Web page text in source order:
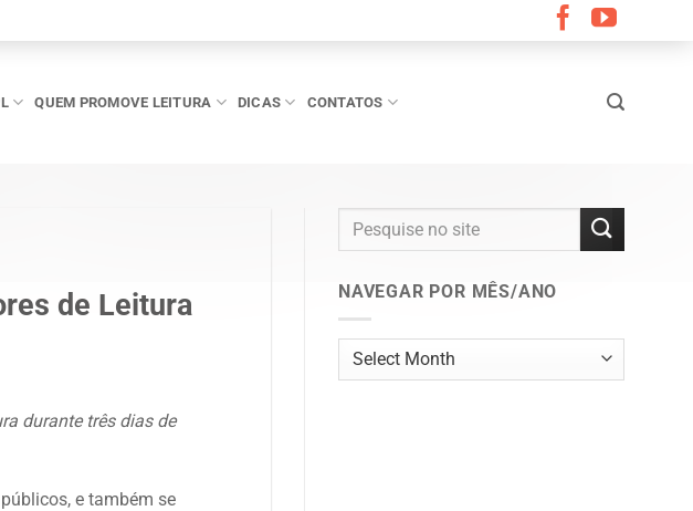
QUEM PROMOVE LEITURA DICAS CONTATOS
de Leitura
durante três dias de
e também se
NAVEGAR POR MÊS/ANO
Navegar
por